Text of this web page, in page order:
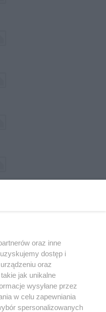
nie może być powielany i
w jakikolwiek sposób (w
na jakimkolwiek polu
z umieszczaniem w
praw. Jakiekolwiek użycie lub
części z naruszeniem prawa,
pod groźbą kary i może być
oraz inne
dostęp i
oraz
jak unikalne
wysyłane przez
w celu zapewniania
spersonalizowanych